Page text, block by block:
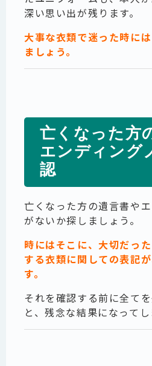
深い思い出が残ります。
大事な衣類で迷った時に
ましょう。
亡くなった方
エンディング
認
亡くなった方の遺言書や
がないか探しましょう。
時にはそこに、大切だっ
する衣類に関しての表記
す。
それを確認する前に全て
と、残念な結果になってし